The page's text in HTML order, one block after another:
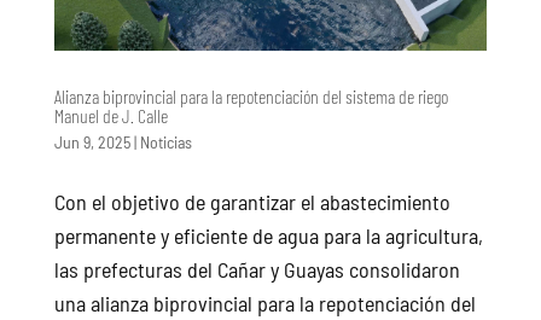
Alianza biprovincial para la repotenciación del sistema de riego
Manuel de J. Calle
Jun 9, 2025| Noticias
Con el objetivo de garantizar el abastecimiento
permanente y eficiente de agua para la agricultura,
las prefecturas del Cañar y Guayas consolidaron
una alianza biprovincial para la repotenciación del